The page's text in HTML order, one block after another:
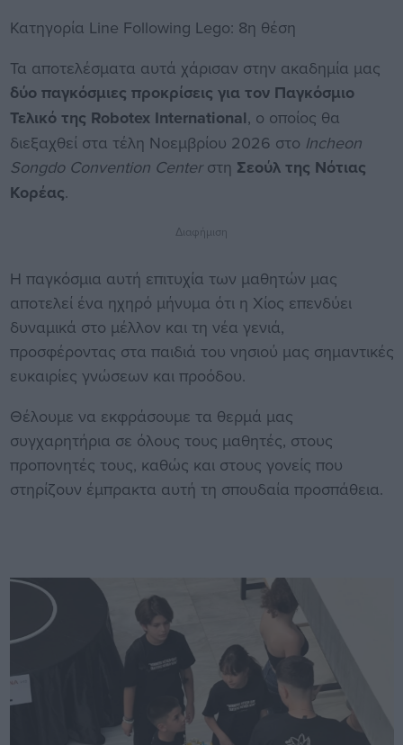
Κατηγορία Line Following Lego: 8η θέση
Τα αποτελέσματα αυτά χάρισαν στην ακαδημία μας
δύο παγκόσμιες προκρίσεις για τον Παγκόσμιο
Τελικό της Robotex International, ο οποίος θα
διεξαχθεί στα τέλη Νοεμβρίου 2026 στο Incheon
Songdo Convention Centerστη Σεούλ της Νότιας
Κορέας.
Διαφήμιση
Η παγκόσμια αυτή επιτυχία των μαθητών μας
αποτελεί ένα ηχηρό μήνυμα ότι η Χίος επενδύει
δυναμικά στο μέλλον και τη νέα γενιά,
προσφέροντας στα παιδιά του νησιού μας σημαντικές
ευκαιρίες γνώσεων και προόδου.
Θέλουμε να εκφράσουμε τα θερμά μας
συγχαρητήρια σε όλους τους μαθητές, στους
προπονητές τους, καθώς και στους γονείς που
στηρίζουν έμπρακτα αυτή τη σπουδαία προσπάθεια.